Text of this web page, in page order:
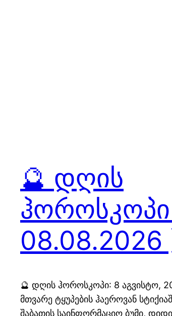
🔮 დღის
08.08.2026
🔮 დღის ჰოროსკოპი: 8 აგვისტო,
მთვარე ტყუპების ჰაეროვან
შაბათის საინფორმაციო ბუმი, დიდი